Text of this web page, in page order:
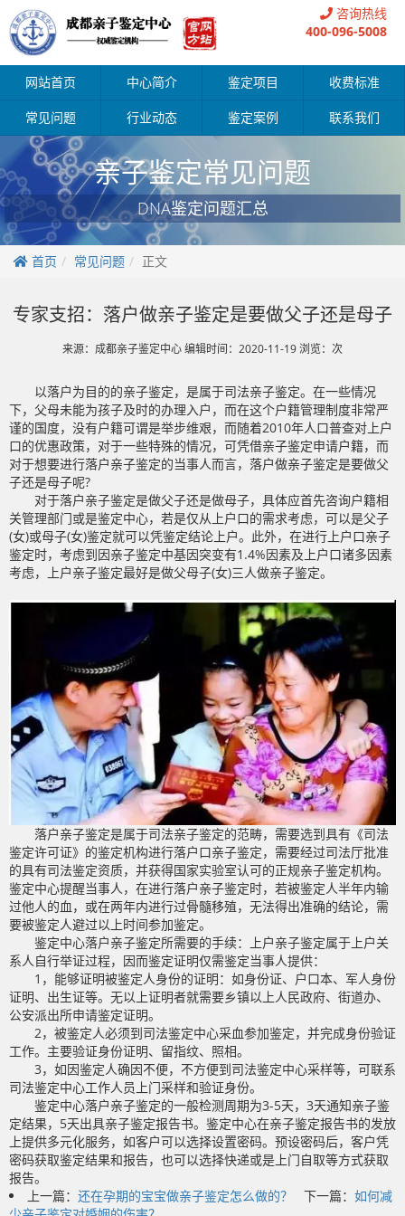
咨询热线
400-096-5008
网站首页 中心简介 鉴定项目 收费标准
常见问题 行业动态 鉴定案例 联系我们
亲子鉴定常见问题
DNA鉴定问题汇总
首页 常见问题 正文
专家支招：落户做亲子鉴定是要做父子还是母子
来源：成都亲子鉴定中心 编辑时间：2020-11-19 浏览： 次
以落户为目的的亲子鉴定，是属于司法亲子鉴定。在一些情况
下，父母未能为孩子及时的办理入户，而在这个户籍管理制度非常严
谨的国度，没有户籍可谓是举步维艰，而随着2010年人口普查对上户
口的优惠政策，对于一些特殊的情况，可凭借亲子鉴定申请户籍，而
对于想要进行落户亲子鉴定的当事人而言，落户做亲子鉴定是要做父
子还是母子呢?
对于落户亲子鉴定是做父子还是做母子，具体应首先咨询户籍相
关管理部门或是鉴定中心，若是仅从上户口的需求考虑，可以是父子
(女)或母子(女)鉴定就可以凭鉴定结论上户。此外，在进行上户口亲子
鉴定时，考虑到因亲子鉴定中基因突变有1.4%因素及上户口诸多因素
考虑，上户亲子鉴定最好是做父母子(女)三人做亲子鉴定。
落户亲子鉴定是属于司法亲子鉴定的范畴，需要选到具有《司法
鉴定许可证》的鉴定机构进行落户口亲子鉴定，需要经过司法厅批准
的具有司法鉴定资质，并获得国家实验室认可的正规亲子鉴定机构。
鉴定中心提醒当事人，在进行落户亲子鉴定时，若被鉴定人半年内输
过他人的血，或在两年内进行过骨髓移殖，无法得出准确的结论，需
要被鉴定人避过以上时间参加鉴定。
鉴定中心落户亲子鉴定所需要的手续：上户亲子鉴定属于上户关
系人自行举证过程，因而鉴定证明仅需鉴定当事人提供：
1，能够证明被鉴定人身份的证明：如身份证、户口本、军人身份
证明、出生证等。无以上证明者就需要乡镇以上人民政府、街道办、
公安派出所申请鉴定证明。
2，被鉴定人必须到司法鉴定中心采血参加鉴定，并完成身份验证
工作。主要验证身份证明、留指纹、照相。
3，如因鉴定人确因不便，不方便到司法鉴定中心采样等，可联系
司法鉴定中心工作人员上门采样和验证身份。
鉴定中心落户亲子鉴定的一般检测周期为3-5天，3天通知亲子鉴
定结果，5天出具亲子鉴定报告书。鉴定中心在亲子鉴定报告书的发放
上提供多元化服务，如客户可以选择设置密码。预设密码后，客户凭
密码获取鉴定结果和报告，也可以选择快递或是上门自取等方式获取
报告。
上一篇： 还在孕期的宝宝做亲子鉴定怎么做的？ 下一篇： 如何减